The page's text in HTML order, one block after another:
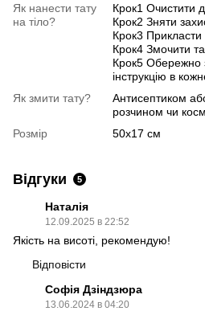
Як нанести тату
на тіло?
Крок1 Очистити
Крок2 Зняти
Крок3 Прикласти
Крок4 Змочити
Крок5 Обережно
інструкцію в
Як змити тату?
Антисептиком
розчином чи
Розмір
50х17 см
Відгуки 5
Наталія
12.09.2025 в 22:52
Якість на висоті, рекомендую!
Відповісти
Софія Дзіндзюра
13.06.2024 в 04:20